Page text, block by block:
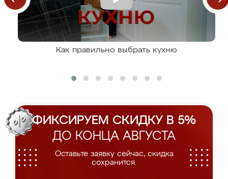
Как правильно выбрать кухню
ФИКСИРУЕМ СКИДКУ В 5%
ДО КОНЦА АВГУСТА
Оставьте заявку сейчас, скидка
сохранится.